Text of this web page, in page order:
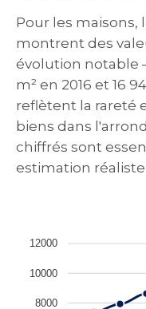
Pour les maisons,
montrent des
évolution notable
m² en 2016 et 16
reflètent la rareté
biens dans
chiffrés sont
estimation
12000
10000
8000